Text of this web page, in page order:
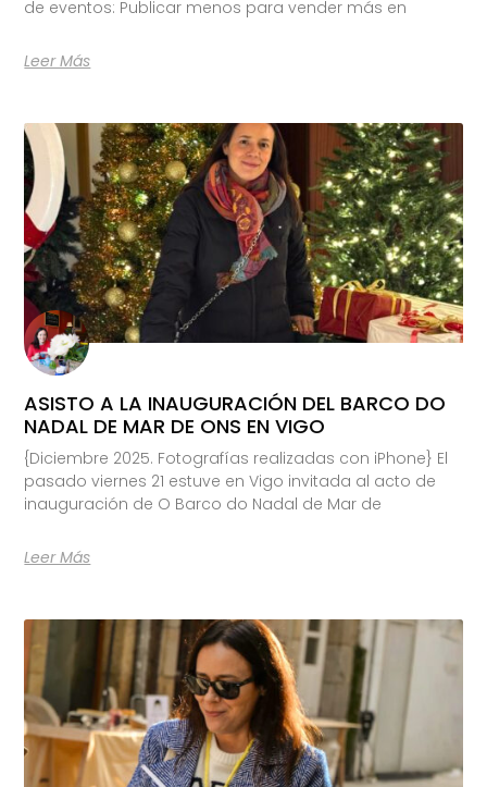
de eventos: Publicar menos para vender más en
Leer Más
ASISTO A LA INAUGURACIÓN DEL BARCO DO
NADAL DE MAR DE ONS EN VIGO
{Diciembre 2025. Fotografías realizadas con iPhone} El
pasado viernes 21 estuve en Vigo invitada al acto de
inauguración de O Barco do Nadal de Mar de
Leer Más